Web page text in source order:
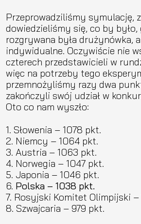
Przeprowadziliśmy symulację,
dowiedzieliśmy się, co by
rozgrywana była drużynówka,
indywidualne. Oczywiście nie
czterech przedstawicieli w
więc na potrzeby tego
przemnożyliśmy razy dwa
zakończyli swój udział w
Oto co nam wyszło:
Słowenia – 1078 pkt.
Niemcy – 1064 pkt.
Austria – 1063 pkt.
Norwegia – 1047 pkt.
Japonia – 1046 pkt.
Polska – 1038 pkt.
Rosyjski Komitet Olimpijski
Szwajcaria – 979 pkt.